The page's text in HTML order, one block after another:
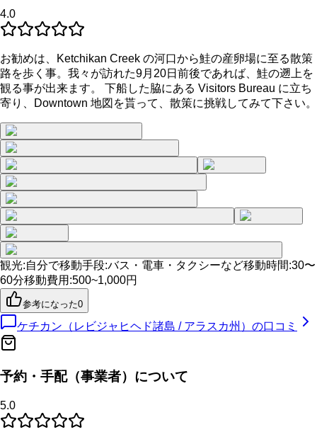
4.0
お勧めは、Ketchikan Creek の河口から鮭の産卵場に至る散策
路を歩く事。我々が訪れた9月20日前後であれば、鮭の遡上を
観る事が出来ます。 下船した脇にある Visitors Bureau に立ち
寄り、Downtown 地図を貰って、散策に挑戦してみて下さい。
観光:自分で移動手段:バス・電車・タクシーなど移動時間:30〜
60分移動費用 :500~1,000円
参考になった0
ケチカン（レビジャヒヘド諸島 / アラスカ州） の口コミ
予約・手配（事業者）について
5.0